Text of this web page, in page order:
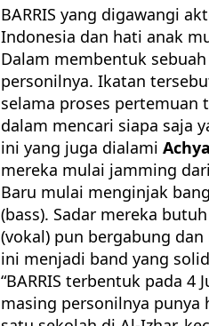
BARRIS yang digawangi
Indonesia dan hati anak
Dalam membentuk
personilnya. Ikatan
selama proses pertemuan
dalam mencari siapa saja
ini yang juga dialami
mereka mulai jamming
Baru mulai menginjak
(bass). Sadar mereka
(vokal) pun bergabung
ini menjadi band yang
“BARRIS terbentuk pada
masing personilnya punya